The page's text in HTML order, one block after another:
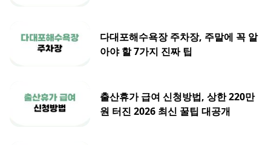
다대포해수욕장 주차장, 주말에 꼭 알
아야 할 7가지 진짜 팁
출산휴가 급여 신청방법, 상한 220만
원 터진 2026 최신 꿀팁 대공개